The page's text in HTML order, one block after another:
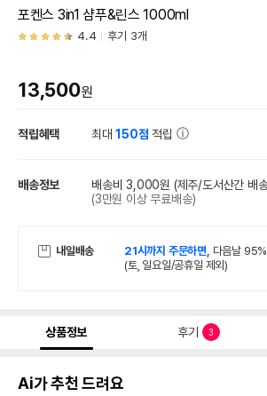
포켄스 3in1 샴푸&린스 1000ml
4.4 후기 3개
13,500원
적립혜택 최대150점 적립
배송정보 배송비 3,000원 (제주/도서산간 배
(3만원 이상 무료배송)
내일배송 21시까지 주문하면, 다음날
(토, 일요일/공휴일 제외)
상품정보 후기 3
Ai가 추천 드려요